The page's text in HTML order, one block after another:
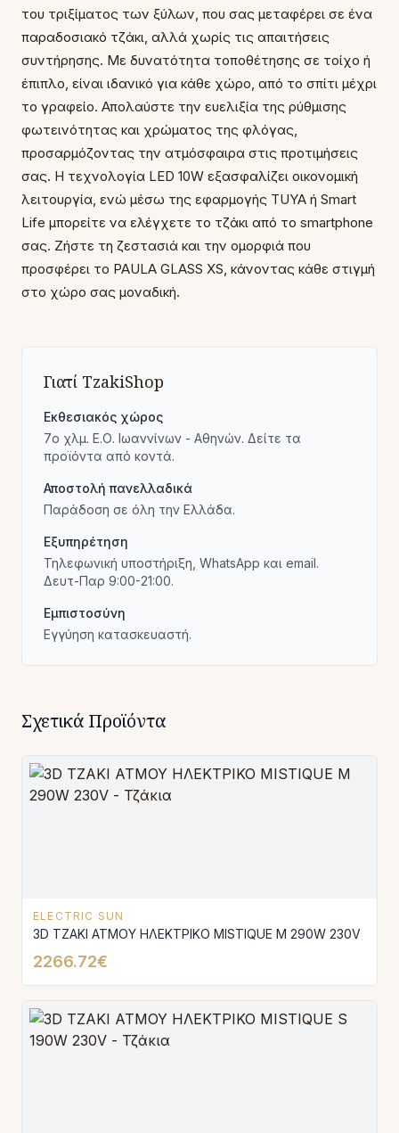
του τριξίματος των ξύλων, που σας μεταφέρει σε ένα
παραδοσιακό τζάκι, αλλά χωρίς τις απαιτήσεις
συντήρησης. Με δυνατότητα τοποθέτησης σε τοίχο ή
έπιπλο, είναι ιδανικό για κάθε χώρο, από το σπίτι μέχρι
το γραφείο. Απολαύστε την ευελιξία της ρύθμισης
φωτεινότητας και χρώματος της φλόγας,
προσαρμόζοντας την ατμόσφαιρα στις προτιμήσεις
σας. Η τεχνολογία LED 10W εξασφαλίζει οικονομική
λειτουργία, ενώ μέσω της εφαρμογής TUYA ή Smart
Life μπορείτε να ελέγχετε το τζάκι από το smartphone
σας. Ζήστε τη ζεστασιά και την ομορφιά που
προσφέρει το PAULA GLASS XS, κάνοντας κάθε στιγμή
στο χώρο σας μοναδική.
Γιατί TzakiShop
Εκθεσιακός χώρος
7ο χλμ. Ε.Ο. Ιωαννίνων - Αθηνών. Δείτε τα
προϊόντα από κοντά.
Αποστολή πανελλαδικά
Παράδοση σε όλη την Ελλάδα.
Εξυπηρέτηση
Τηλεφωνική υποστήριξη, WhatsApp και email.
Δευτ-Παρ 9:00-21:00.
Εμπιστοσύνη
Εγγύηση κατασκευαστή.
Σχετικά Προϊόντα
ELECTRIC SUN
3D ΤΖΑΚΙ ΑΤΜΟΥ ΗΛΕΚΤΡΙΚΟ MISTΙQUE M 290W 230V
2266.72€